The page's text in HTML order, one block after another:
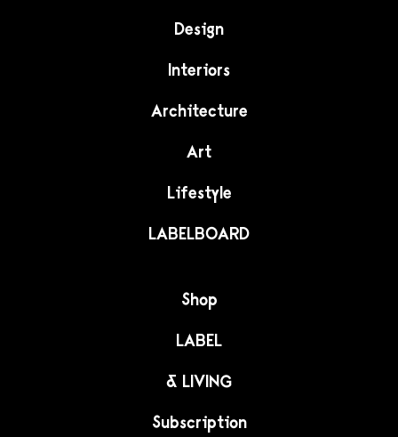
Design
Interiors
Architecture
Art
Lifestyle
LABELBOARD
Shop
LABEL
& LIVING
Subscription